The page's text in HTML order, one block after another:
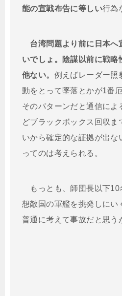
能の宣戦布告に等しい行為
台湾問題より前に日本へ
いでしょ。陰謀以前に戦略
他ない。 例えばレーダー照
動をとって墜落とかが1番
そのパターンだと通信によ
どブラックボックス回収ま
いから確定的な証拠が出な
ってのは考えられる。
もっとも、師団長以下10
想敵国の軍艦を挑発しにい
普通に考えて事故だと思う